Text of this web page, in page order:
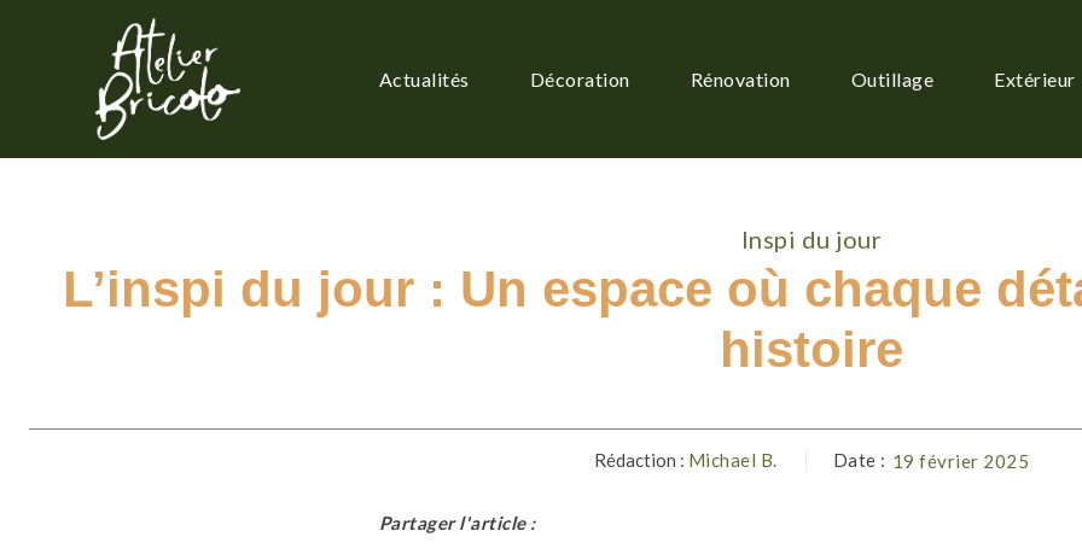
Actualités Décoration Rénovation Outillage Extérieur
Inspi du jour
L’inspi du jour : Un espace où chaque
histoire
Rédaction : Michael B. Date : 19 février 2025
Partager l'article :